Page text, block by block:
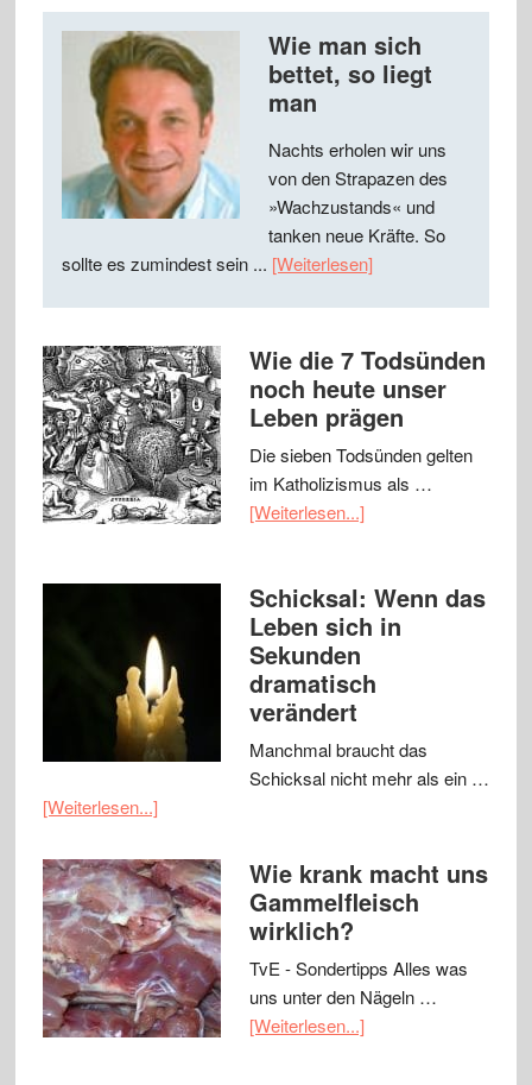
Wie man sich
bettet, so liegt
man
Nachts erholen wir uns
von den Strapazen des
»Wachzustands« und
tanken neue Kräfte. So
sollte es zumindest sein ... [Weiterlesen]
Wie die 7 Todsünden
noch heute unser
Leben prägen
Die sieben Todsünden gelten
im Katholizismus als …
[Weiterlesen...]
Schicksal: Wenn das
Leben sich in
Sekunden
dramatisch
verändert
Manchmal braucht das
Schicksal nicht mehr als ein …
[Weiterlesen...]
Wie krank macht uns
Gammelfleisch
wirklich?
TvE - Sondertipps Alles was
uns unter den Nägeln …
[Weiterlesen...]